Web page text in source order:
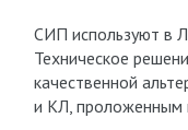
СИП используют в
Техническое
качественной
и КЛ, проложенным